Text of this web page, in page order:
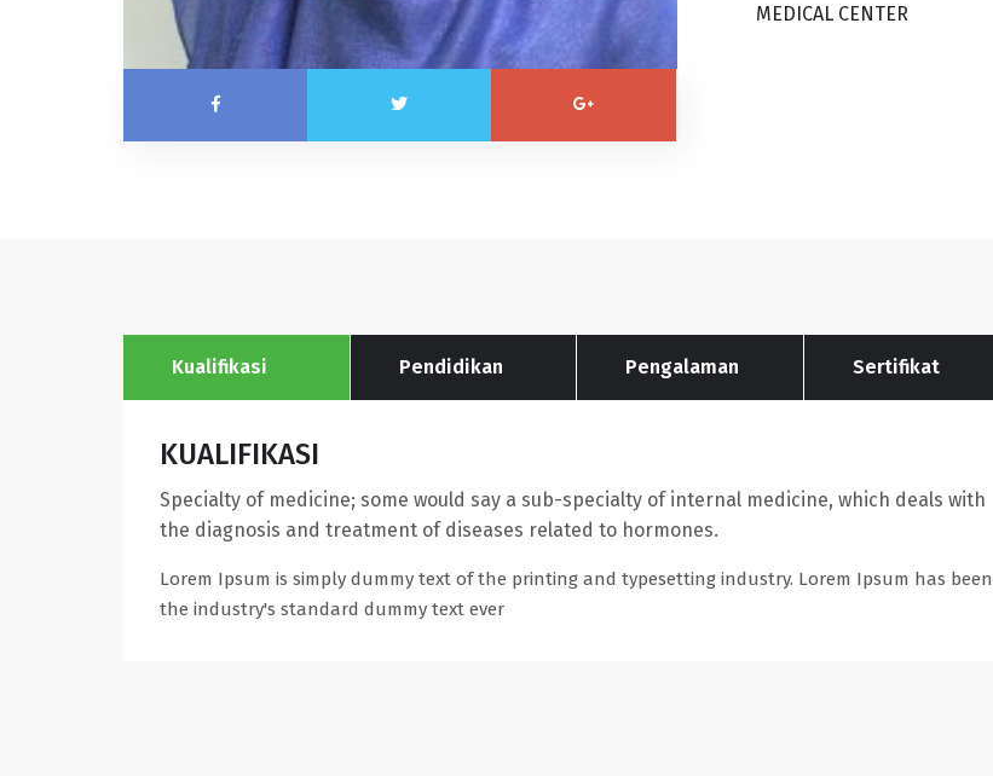
MEDICAL CENTER
Kualifikasi Pendidikan Pengalaman Sertifikat
KUALIFIKASI
Specialty of medicine; some would say a sub-specialty of internal medicine, which deals with
the diagnosis and treatment of diseases related to hormones.
Lorem Ipsum is simply dummy text of the printing and typesetting industry. Lorem Ipsum has been
the industry's standard dummy text ever